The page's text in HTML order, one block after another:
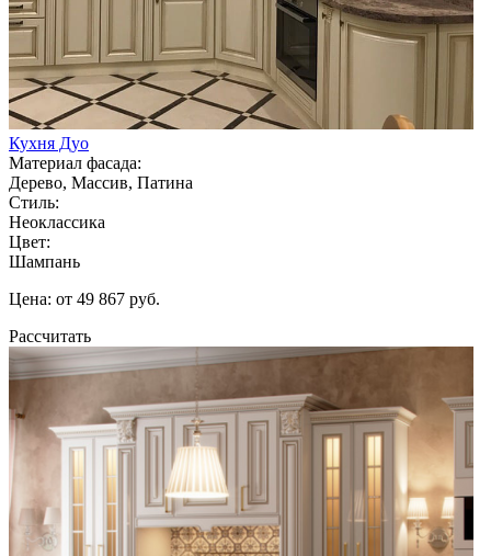
Кухня Дуо
Материал фасада:
Дерево, Массив, Патина
Стиль:
Неоклассика
Цвет:
Шампань
Цена: от 49 867 руб.
Рассчитать